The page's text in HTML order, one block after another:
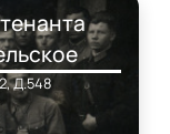
Д.548